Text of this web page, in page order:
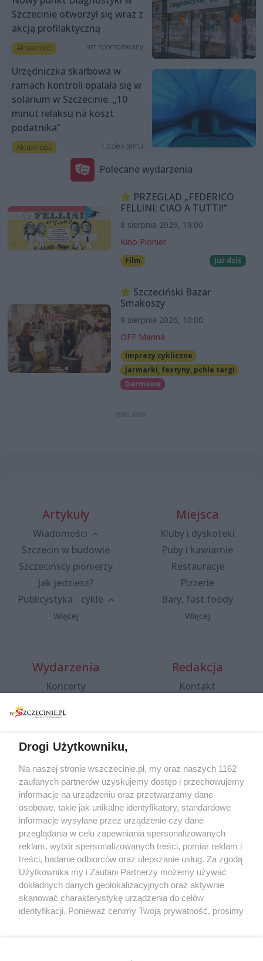
Szczecinie otworzył się wraz z
akcją profilaktyczną
Aktualności art. sponsorowany
Urzędniczka skarbowa w
ramach kontroli opalała się w
solarium w Szczecinie. „10
minut relaksu na koszt
podatnika”
Aktualności 1 dzień temu
Polecane wydarzenia
PRZEGLĄD „FEDERICO
FELLINI: CIAO A TUTTI!”
8 sierpnia 2026, 19:00
Kino Pionier
Film Już dziś
Szczeciński Bazar
Smakoszy
9 sierpnia 2026, 10:00
OFF Marina
Imprezy cykliczne
Jarmarki, festyny, pchle targi
Darmowe
Artykuły
Wiadomości
Szczecin w budowie
Szczecińscy pionierzy
Jak jedziesz?
Publicystyka - cykle
Więcej
Miejsca
Kluby i dyskoteki
Puby i kawiarnie
Restauracje
Pizzerie
Bary, fast foody
Więcej
Wydarzenia
Koncerty
Spacery i oprowadzania
targi
Wernisaże
Więcej
Redakcja
Kontakt
Specjalny koncert z okazji
20. urodzin portalu
wSzczecinie.pl
Regulamin konkursów
śniadaniówka "Hej
Szczecin! Jest piątek!"
Partnerzy
Praca Szczecin
Drogi Użytkowniku,
Na naszej stronie wszczecinie.pl, my oraz naszych 1162
zaufanych partnerów uzyskujemy dostęp i przechowujemy
informacje na urządzeniu oraz przetwarzamy dane
osobowe, takie jak unikalne identyfikatory, standardowe
informacje wysyłane przez urządzenie czy dane
przeglądania w celu zapewniania spersonalizowanych
reklam, wybór spersonalizowanych treści, pomiar reklam i
treści, badanie odbiorców oraz ulepszanie usług. Za zgodą
Użytkownika my i Zaufani Partnerzy możemy używać
dokładnych danych geolokalizacyjnych oraz aktywnie
skanować charakterystykę urządzenia do celów
identyfikacji. Ponieważ cenimy Twoją prywatność, prosimy